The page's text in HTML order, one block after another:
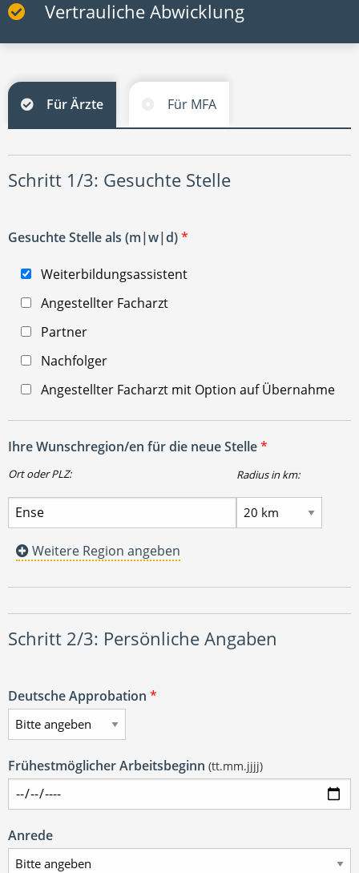
Vertrauliche Abwicklung
Für Ärzte Für MFA
Schritt 1/3: Gesuchte Stelle
Gesuchte Stelle als (m|w|d)*
Weiterbildungsassistent
Angestellter Facharzt
Partner
Nachfolger
Angestellter Facharzt mit Option auf Übernahme
Ihre Wunschregion/en für die neue Stelle*
Ort oder PLZ: Radius in km:
Weitere Region angeben
Schritt 2/3: Persönliche Angaben
Deutsche Approbation *
Frühestmöglicher Arbeitsbeginn (tt.mm.jjjj)
Anrede